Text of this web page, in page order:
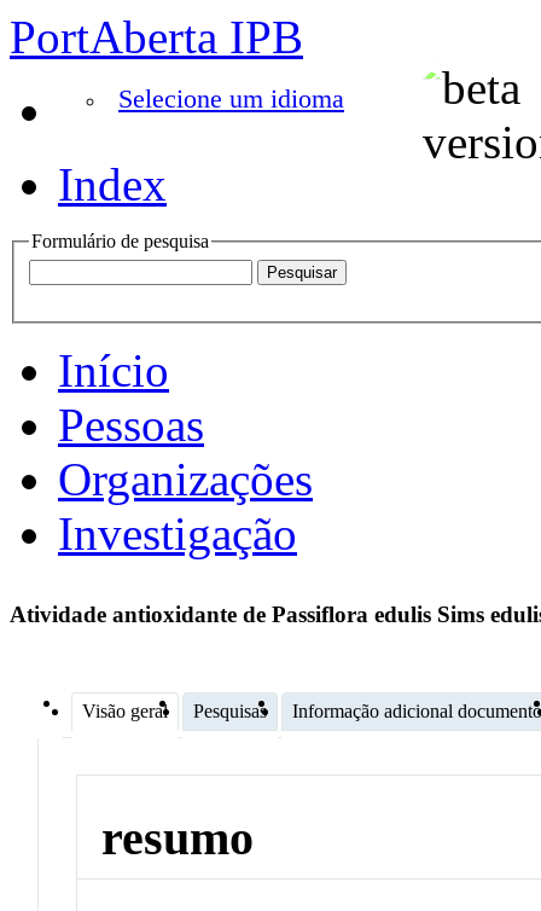
PortAberta IPB
Selecione um idioma
Index
Formulário de pesquisa
Início
Pessoas
Organizações
Investigação
Atividade antioxidante de Passiflora edulis Sims
Visão geral Pesquisas Informação adicional documento
resumo